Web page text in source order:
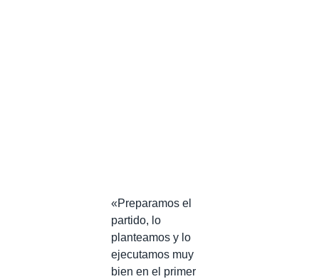
«Preparamos el
partido, lo
planteamos y lo
ejecutamos muy
bien en el primer